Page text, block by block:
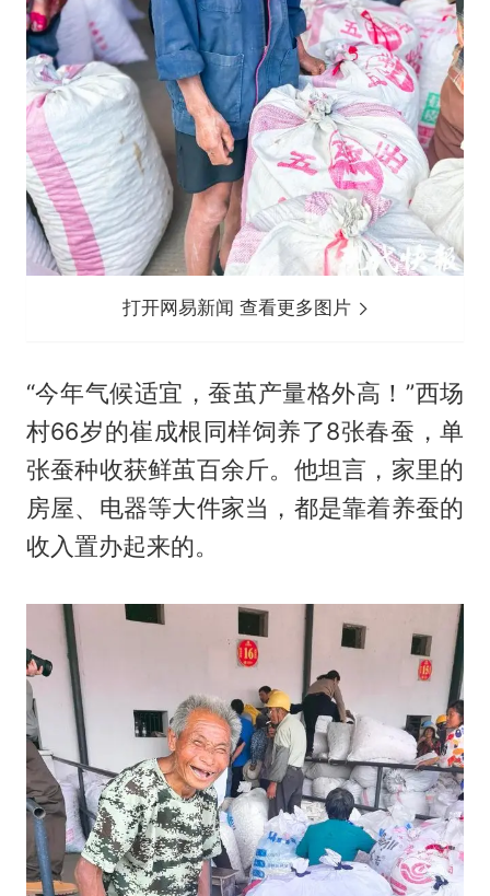
打开网易新闻 查看更多图片
“今年气候适宜，蚕茧产量格外高！”西场
村66岁的崔成根同样饲养了8张春蚕，单
张蚕种收获鲜茧百余斤。他坦言，家里的
房屋、电器等大件家当，都是靠着养蚕的
收入置办起来的。